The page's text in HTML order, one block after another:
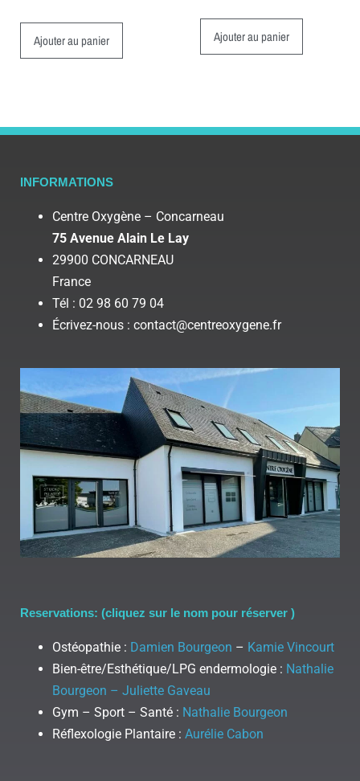
Ajouter au panier Ajouter au panier
INFORMATIONS
Centre Oxygène – Concarneau
75 Avenue Alain Le Lay
29900 CONCARNEAU
France
Tél : 02 98 60 79 04
Écrivez-nous : contact@centreoxygene.fr
Reservations: (cliquez sur le nom pour réserver )
Ostéopathie : Damien Bourgeon – Kamie Vincourt
Bien-être/Esthétique/LPG endermologie : Nathalie
Bourgeon – Juliette Gaveau
Gym – Sport – Santé : Nathalie Bourgeon
Réflexologie Plantaire : Aurélie Cabon